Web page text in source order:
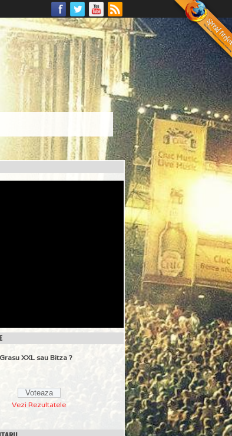
Grasu XXL sau Bitza ?
Vezi Rezultatele